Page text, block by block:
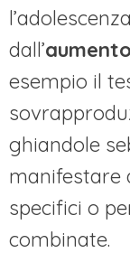
dall’aumento
esempio il
ghiandole
manifestare
specifici o
combinate.